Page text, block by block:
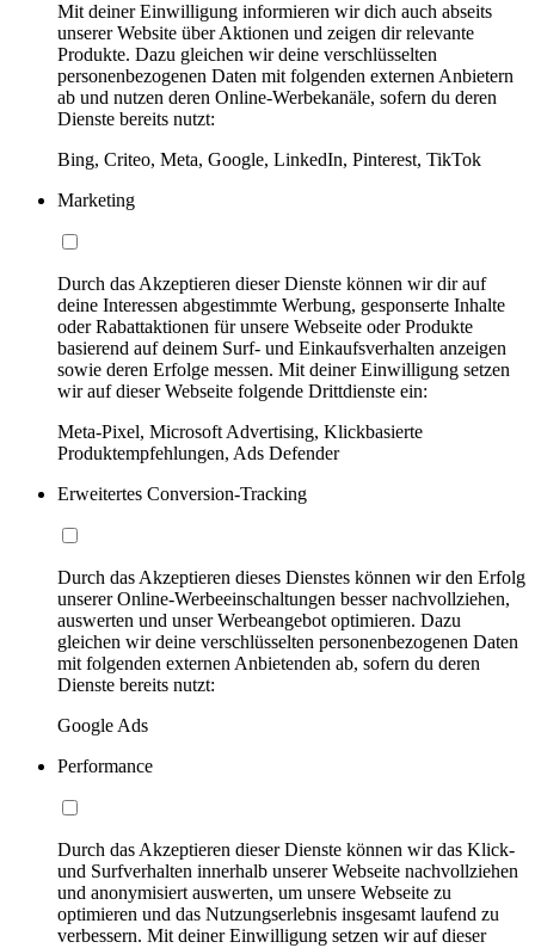
Mit deiner Einwilligung informieren wir dich auch abseits
unserer Website über Aktionen und zeigen dir relevante
Produkte. Dazu gleichen wir deine verschlüsselten
personenbezogenen Daten mit folgenden externen Anbietern
ab und nutzen deren Online-Werbekanäle, sofern du deren
Dienste bereits nutzt:
Bing, Criteo, Meta, Google, LinkedIn, Pinterest, TikTok
Marketing
Durch das Akzeptieren dieser Dienste können wir dir auf
deine Interessen abgestimmte Werbung, gesponserte Inhalte
oder Rabattaktionen für unsere Webseite oder Produkte
basierend auf deinem Surf- und Einkaufsverhalten anzeigen
sowie deren Erfolge messen. Mit deiner Einwilligung setzen
wir auf dieser Webseite folgende Drittdienste ein:
Meta-Pixel, Microsoft Advertising, Klickbasierte
Produktempfehlungen, Ads Defender
Erweitertes Conversion-Tracking
Durch das Akzeptieren dieses Dienstes können wir den Erfolg
unserer Online-Werbeeinschaltungen besser nachvollziehen,
auswerten und unser Werbeangebot optimieren. Dazu
gleichen wir deine verschlüsselten personenbezogenen Daten
mit folgenden externen Anbietenden ab, sofern du deren
Dienste bereits nutzt:
Google Ads
Performance
Durch das Akzeptieren dieser Dienste können wir das Klick-
und Surfverhalten innerhalb unserer Webseite nachvollziehen
und anonymisiert auswerten, um unsere Webseite zu
optimieren und das Nutzungserlebnis insgesamt laufend zu
verbessern. Mit deiner Einwilligung setzen wir auf dieser